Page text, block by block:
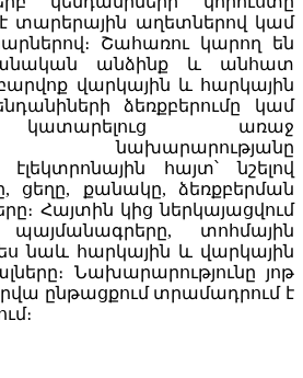
տարերային աղետներով կամ
Շահառու կարող են
անձինք և անհատ
վարկային և հարկային
ձեռքբերումը կամ
կատարելուց առաջ
նախարարությանը
հայտ՝ նշելով
ցեղը, քանակը, ձեռքբերման
Հայտին կից ներկայացվում
տոհմային
նաև հարկային և վարկային
Նախարարությունը յոթ
ընթացքում տրամադրում է